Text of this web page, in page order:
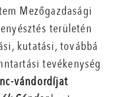
Mezőgazdasági
területén
kutatási, továbbá
tevékenység
vándordíjat